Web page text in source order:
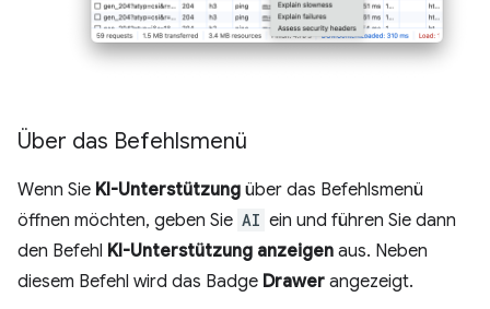
Über das Befehlsmenü
Wenn Sie KI-Unterstützung über das Befehlsmenü
öffnen möchten, geben Sie AI ein und führen Sie dann
den Befehl KI-Unterstützung anzeigen aus. Neben
diesem Befehl wird das Badge Drawer angezeigt.